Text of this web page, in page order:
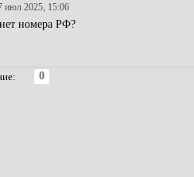
июл 2025, 15:06
номера РФ?
0